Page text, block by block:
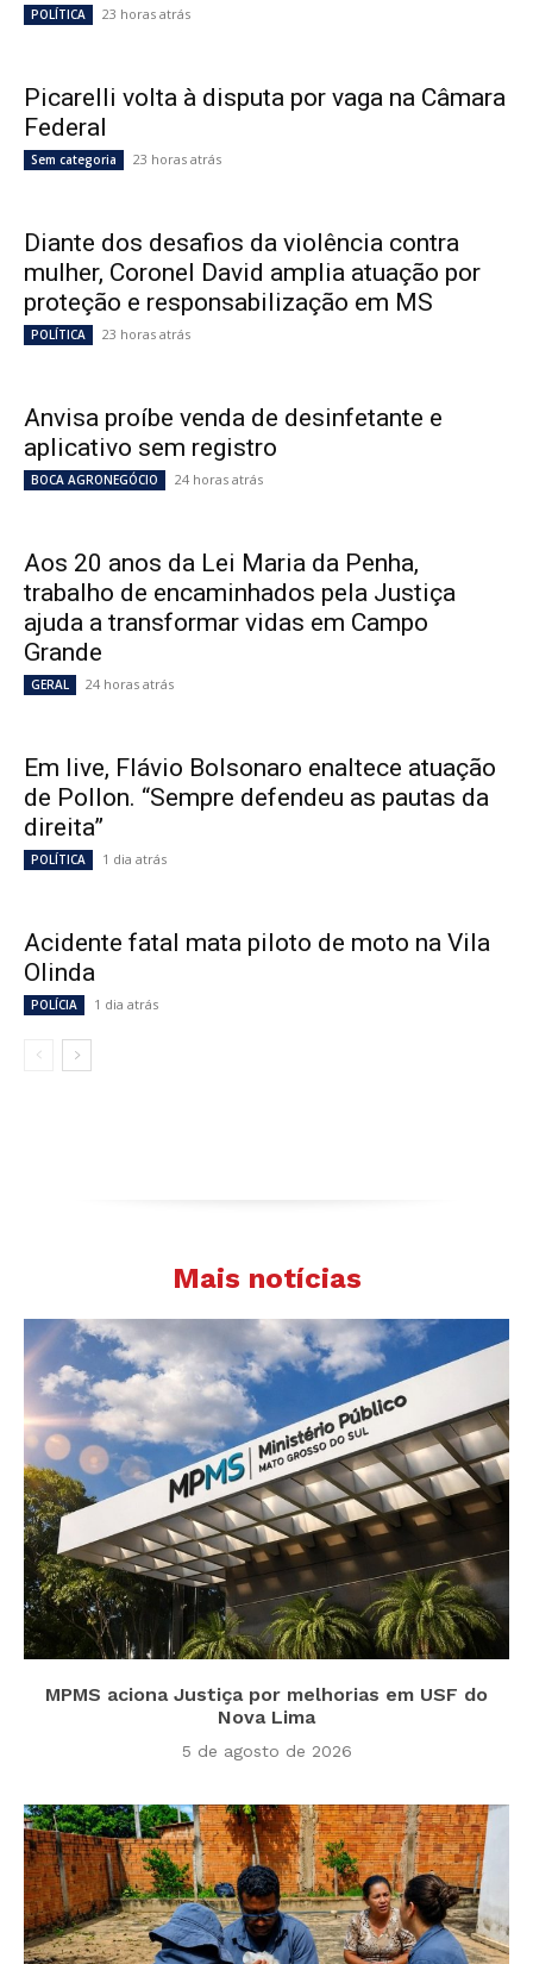
POLÍTICA 23 horas atrás
Picarelli volta à disputa por vaga na Câmara
Federal
Sem categoria 23 horas atrás
Diante dos desafios da violência contra
mulher, Coronel David amplia atuação por
proteção e responsabilização em MS
POLÍTICA 23 horas atrás
Anvisa proíbe venda de desinfetante e
aplicativo sem registro
BOCA AGRONEGÓCIO 24 horas atrás
Aos 20 anos da Lei Maria da Penha,
trabalho de encaminhados pela Justiça
ajuda a transformar vidas em Campo
Grande
GERAL 24 horas atrás
Em live, Flávio Bolsonaro enaltece atuação
de Pollon. “Sempre defendeu as pautas da
direita”
POLÍTICA 1 dia atrás
Acidente fatal mata piloto de moto na Vila
Olinda
POLÍCIA 1 dia atrás
Mais notícias
MPMS aciona Justiça por melhorias em USF do
Nova Lima
5 de agosto de 2026